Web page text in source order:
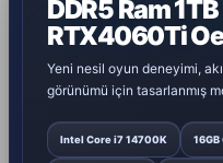
DDR5 Ram
RTX4060Ti
Yeni nesil oyun deneyimi,
görünümü için tasarlanmış
Intel Core i7 14700K